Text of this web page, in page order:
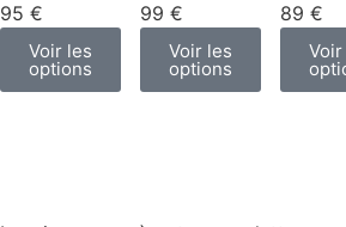
95 €
Voir les
options
99 €
Voir les
options
89 €